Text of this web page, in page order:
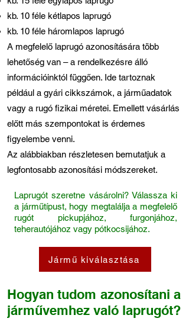
kb. 10 féle kétlapos laprugó
kb. 10 féle háromlapos laprugó
A megfelelő laprugó azonosítására több
lehetőség van – a rendelkezésre álló
információinktól függően. Ide tartoznak
például a gyári cikkszámok, a járműadatok
vagy a rugó fizikai méretei. Emellett vásárlás
előtt más szempontokat is érdemes
figyelembe venni.
Az alábbiakban részletesen bemutatjuk a
legfontosabb azonosítási módszereket.
Laprugót szeretne vásárolni? Válassza ki
a járműtípust, hogy megtalálja a megfelelő
rugót pickupjához, furgonjához,
teherautójához vagy pótkocsijához.
Jármű kiválasztása
Hogyan tudom azonosítani a
járművemhez való laprugót?